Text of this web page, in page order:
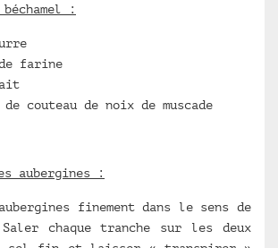
:
farine
couteau de noix de muscade
aubergines :
finement dans le sens de
chaque tranche sur les deux